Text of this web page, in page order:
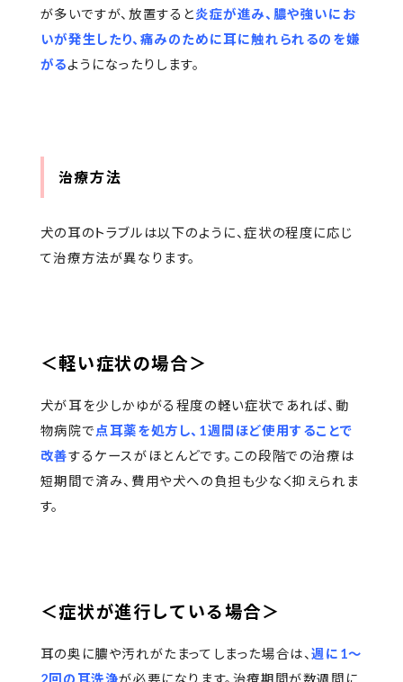
が多いですが、放置すると炎症が進み、膿や強いにお
いが発生したり、痛みのために耳に触れられるのを嫌
がるようになったりします。
治療方法
犬の耳のトラブルは以下のように、症状の程度に応じ
て治療方法が異なります。
＜軽い症状の場合＞
犬が耳を少しかゆがる程度の軽い症状であれば、動
物病院で点耳薬を処方し、1週間ほど使用することで
改善するケースがほとんどです。この段階での治療は
短期間で済み、費用や犬への負担も少なく抑えられま
す。
＜症状が進行している場合＞
耳の奥に膿や汚れがたまってしまった場合は、週に1～